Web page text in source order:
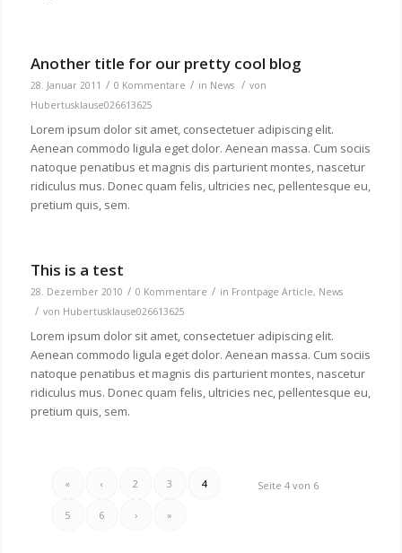
Another title for our pretty cool blog
28. Januar 2011 / 0 Kommentare / in News / von
Hubertusklause026613625
Lorem ipsum dolor sit amet, consectetuer adipiscing elit.
Aenean commodo ligula eget dolor. Aenean massa. Cum sociis
natoque penatibus et magnis dis parturient montes, nascetur
ridiculus mus. Donec quam felis, ultricies nec, pellentesque eu,
pretium quis, sem.
This is a test
28. Dezember 2010 / 0 Kommentare / in Frontpage Article, News
/ von Hubertusklause026613625
Lorem ipsum dolor sit amet, consectetuer adipiscing elit.
Aenean commodo ligula eget dolor. Aenean massa. Cum sociis
natoque penatibus et magnis dis parturient montes, nascetur
ridiculus mus. Donec quam felis, ultricies nec, pellentesque eu,
pretium quis, sem.
Seite 4 von 6
« ‹ 2 3 4
5 6 › »